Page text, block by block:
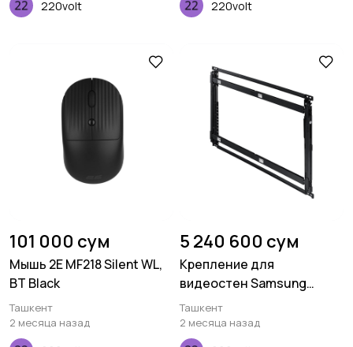
220volt 220volt
101 000 сум
Мышь 2E MF218 Silent WL,
BT Black
Ташкент
2 месяца назад
5 240 600 сум
Крепление для
видеостен Samsung
WMN-55VD/EN
Ташкент
2 месяца назад